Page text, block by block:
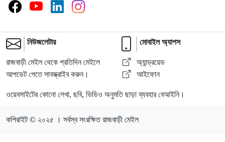
নিউজলেটার
রাজবাড়ী মেইল থেকে প্রতিদিন মেইলে
আপডেট পেতে সাবস্ক্রাইব করুন।
মোবাইল অ্যাপস
অ্যান্ড্রয়েড
আইফোন
ওয়েবসাইটের কোনো লেখা, ছবি, ভিডিও অনুমতি ছাড়া ব্যবহার বেআইনি।
কপিরাইট © ২০২৫ । সর্বস্ব সংরক্ষিত রাজবাড়ী মেইল